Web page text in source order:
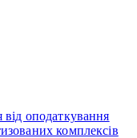
оподаткування
комплексів